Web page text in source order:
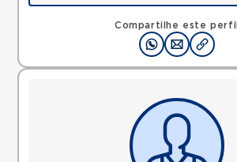
Compartilhe este perfil
Rua Tiradentes, Vila Dora, Santo
09030560 •Mapa